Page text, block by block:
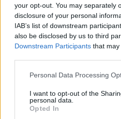
your opt-out. You may separately
disclosure of your personal
IAB’s list of downstream
also be disclosed by us to third
Downstream Participants that
Please note that this website/app
not limited to your visit or usage
grant or deny consent to Google
use your data for below specified
Personal Data Processing
I want to opt-out of the
personal data.
Opted In
1 Δολοφονία
δύο καταθέσεις
26χρονου Αφγανού –
κινητού, η θεία από
απειλητικά μηνύματα
2γιορτή του Άκη
χρόνια μου διδάσκει
Ριτσώνας το «ύστατο
σύνδεσμο του
Ψάθα